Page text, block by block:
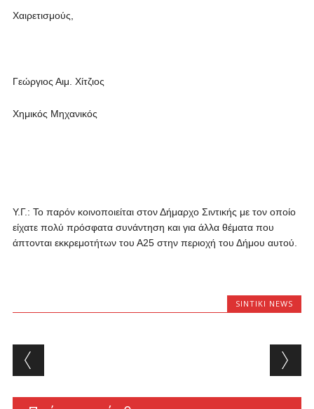
Χαιρετισμούς,
Γεώργιος Αιμ. Χίτζιος
Χημικός Μηχανικός
Υ.Γ.: Το παρόν κοινοποιείται στον Δήμαρχο Σιντικής με τον οποίο
είχατε πολύ πρόσφατα συνάντηση και για άλλα θέματα που
άπτονται εκκρεμοτήτων του Α25 στην περιοχή του Δήμου αυτού.
SINTIKI NEWS
Post navigation